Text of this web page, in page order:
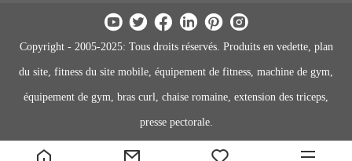
Copyright - 2005-2025: Tous droits réservés. Produits en vedette, plan
du site, fitness du site mobile, équipement de fitness, machine de gym,
équipement de gym, bras curl, chaise romaine, extension des triceps,
presse pectorale.